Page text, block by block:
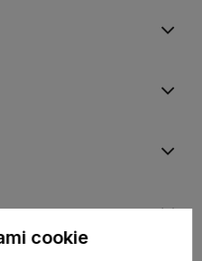
cookie